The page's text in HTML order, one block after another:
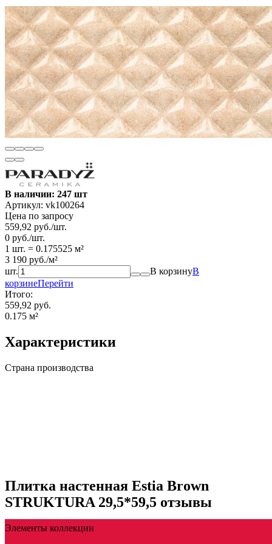
В наличии: 247 шт
Артикул: vk100264
Цена по запросу
559,92 руб./шт.
0 руб./шт.
1 шт. = 0.175525 м²
3 190 руб./м²
шт.
В корзинуВ
корзинеПерейти
Итого:
559,92 руб.
0.175 м²
Характеристики
Страна производства
Плитка настенная Estia Brown
STRUKTURA 29,5*59,5 отзывы
Элементы коллекции